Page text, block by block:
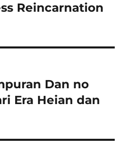
Reincarnation
Dan no
Era Heian dan